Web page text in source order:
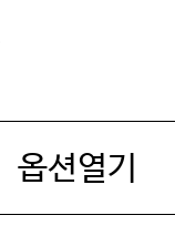
옵션열기